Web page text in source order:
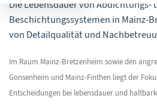
Die Lebensdauer von Abdichtungs-
Beschichtungssystemen in Mainz-
von Detailqualität und
Im Raum Mainz-Bretzenheim sowie den
Gonsenheim und Mainz-Finthen liegt der
Entscheidungen bei lebensdauer und